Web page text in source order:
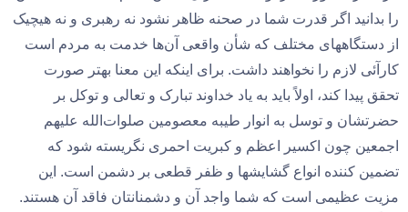
را بدانید اگر قدرت شما در صحنه ظاهر نشود نه رهبری و نه هیچیک
از دستگاههای مختلف که شأن واقعی آن‌ها خدمت به مردم است
کارآئی لازم را نخواهند داشت. برای اینکه این معنا بهتر صورت
تحقق پیدا کند، اولاً باید به یاد خداوند تبارک و تعالی و توکل بر
حضرتشان و توسل به انوار طیبه معصومین صلوات‌الله ‌علیهم‌
اجمعین چون اکسیر اعظم و کبریت احمری نگریسته شود که
تضمین کننده انواع گشایشها و ظفر قطعی بر دشمن است. این
مزیت عظیمی است که شما واجد آن و دشمنانتان فاقد آن هستند.